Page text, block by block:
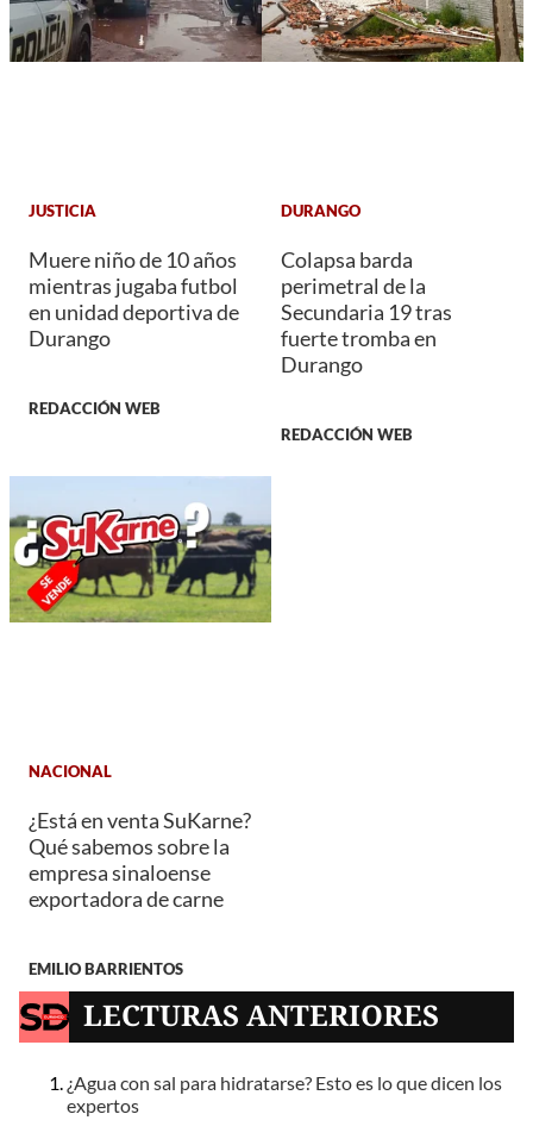
JUSTICIA
Muere niño de 10 años
mientras jugaba futbol
en unidad deportiva de
Durango
REDACCIÓN WEB
DURANGO
Colapsa barda
perimetral de la
Secundaria 19 tras
fuerte tromba en
Durango
REDACCIÓN WEB
NACIONAL
¿Está en venta SuKarne?
Qué sabemos sobre la
empresa sinaloense
exportadora de carne
EMILIO BARRIENTOS
LECTURAS ANTERIORES
¿Agua con sal para hidratarse? Esto es lo que dicen los
expertos